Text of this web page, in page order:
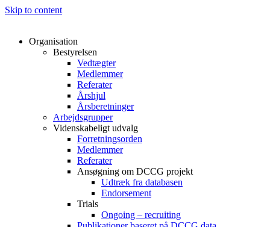
Skip to content
Organisation
Bestyrelsen
Vedtægter
Medlemmer
Referater
Årshjul
Årsberetninger
Arbejdsgrupper
Videnskabeligt udvalg
Forretningsorden
Medlemmer
Referater
Ansøgning om DCCG projekt
Udtræk fra databasen
Endorsement
Trials
Ongoing – recruiting